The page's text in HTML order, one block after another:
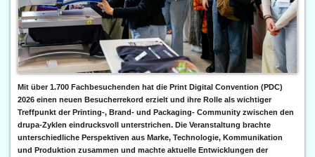
Mit über 1.700 Fachbesuchenden hat die Print Digital Convention (PDC)
2026 einen neuen Besucherrekord erzielt und ihre Rolle als wichtiger
Treffpunkt der Printing-, Brand- und Packaging- Community zwischen den
drupa-Zyklen eindrucksvoll unterstrichen. Die Veranstaltung brachte
unterschiedliche Perspektiven aus Marke, Technologie, Kommunikation
und Produktion zusammen und machte aktuelle Entwicklungen der